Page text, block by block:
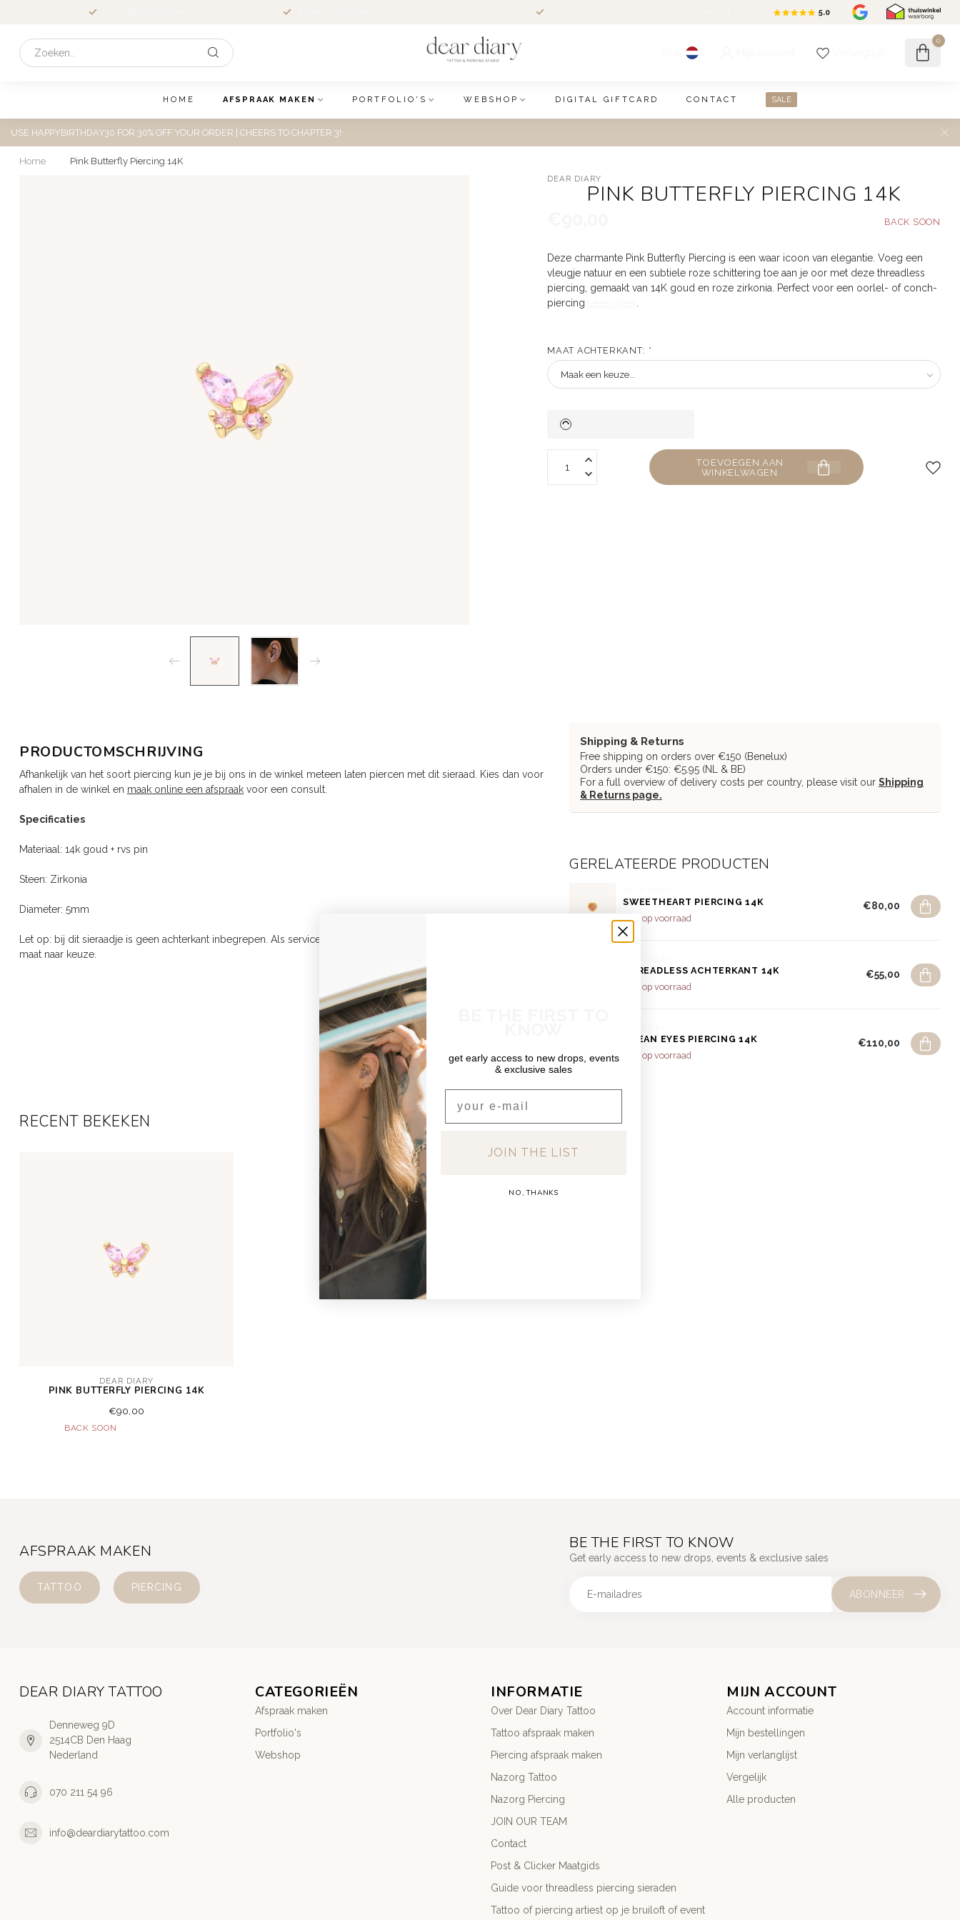
5.0
0
HOME AFSPRAAK MAKEN PORTFOLIO'S WEBSHOP DIGITAL GIFTCARD CONTACT SALE
USE HAPPYBIRTHDAY30 FOR 30% OFF YOUR ORDER | CHEERS TO CHAPTER 3!
Home Pink Butterfly Piercing 14K
DEAR DIARY
PINK BUTTERFLY PIERCING 14K
Deze charmante Pink Butterfly Piercing is een waar icoon van elegantie. Voeg een
vleugje natuur en een subtiele roze schittering toe aan je oor met deze threadless
piercing, gemaakt van 14K goud en roze zirkonia. Perfect voor een oorlel- of conch-
piercing
MAAT ACHTERKANT: *
TOEVOEGEN AAN
WINKELWAGEN
PRODUCTOMSCHRIJVING
Afhankelijk van het soort piercing kun je je bij ons in de winkel meteen laten piercen met dit sieraad. Kies dan voor
afhalen in de winkel en maak online een afspraak voor een consult.
Specificaties
Materiaal: 14k goud + rvs pin
Steen: Zirkonia
Diameter: 5mm
Let op: bij dit sieraadje is geen achterkant inbegrepen. Als service voegen we een titanium achterkantje toe in een
maat naar keuze.
Shipping & Returns
Free shipping on orders over €150 (Benelux)
Orders under €150: €5.95 (NL & BE)
For a full overview of delivery costs per country, please visit our Shipping
& Returns page.
GERELATEERDE PRODUCTEN
SWEETHEART PIERCING 14K
Niet op voorraad
€80,00
THREADLESS ACHTERKANT 14K
Niet op voorraad
€55,00
OCEAN EYES PIERCING 14K
Niet op voorraad
€110,00
RECENT BEKEKEN
DEAR DIARY
PINK BUTTERFLY PIERCING 14K
€90,00
AFSPRAAK MAKEN
TATTOO PIERCING
BE THE FIRST TO KNOW
Get early access to new drops, events & exclusive sales
ABONNEER
DEAR DIARY TATTOO
Denneweg 9D
2514CB Den Haag
Nederland
070 211 54 96
info@deardiarytattoo.com
CATEGORIEËN
Afspraak maken
Portfolio's
Webshop
INFORMATIE
Over Dear Diary Tattoo
Tattoo afspraak maken
Piercing afspraak maken
Nazorg Tattoo
Nazorg Piercing
JOIN OUR TEAM
Contact
Post & Clicker Maatgids
Guide voor threadless piercing sieraden
Tattoo of piercing artiest op je bruiloft of event
MIJN ACCOUNT
Account informatie
Mijn bestellingen
Mijn verlanglijst
Vergelijk
Alle producten
get early access to new drops, events
& exclusive sales
JOIN THE LIST
NO, THANKS